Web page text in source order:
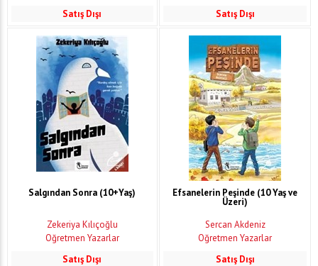
Satış Dışı
Satış Dışı
Salgından Sonra (10+Yaş)
Zekeriya Kılıçoğlu
Öğretmen Yazarlar
Satış Dışı
Efsanelerin Peşinde (10 Yaş ve
Üzeri)
Sercan Akdeniz
Öğretmen Yazarlar
Satış Dışı